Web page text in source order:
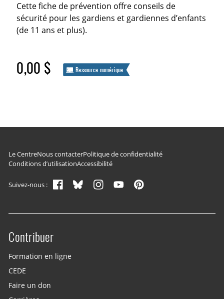
Cette fiche de prévention offre conseils de
sécurité pour les gardiens et gardiennes d’enfants
(de 11 ans et plus).
0,00 $ Ressource numérique
Navigation du pied de page
Le CentreNous contacterPolitique de confidentialité
Conditions d’utilisationAccessibilité
Suivez-nous :
Site menu
Contribuer
Formation en ligne
CEDE
Faire un don